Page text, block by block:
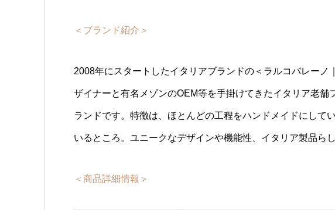
＜ブランド紹介＞
2008年にスタートしたイタリアブランドの＜ラルコバレーノ
ザイナーと有名メゾンのOEM等を手掛けてきたイタリア老舗
ランドです。特徴は、ほとんどの工程をハンドメイドにして
いるところ。ユニークなデザインや機能性、イタリア製品ら
＜商品詳細情報＞